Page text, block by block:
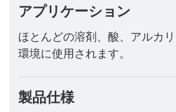
アプリケーション
ほとんどの溶剤、酸、アルカ
環境に使用されます。
製品仕様